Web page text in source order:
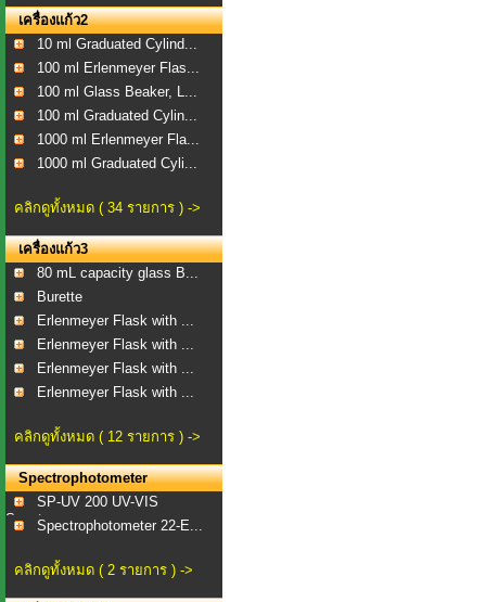
เครื่องแก้ว2
10 ml Graduated Cylind...
100 ml Erlenmeyer Flas...
100 ml Glass Beaker, L...
100 ml Graduated Cylin...
1000 ml Erlenmeyer Fla...
1000 ml Graduated Cyli...
คลิกดูทั้งหมด ( 34 รายการ ) ->
เครื่องแก้ว3
80 mL capacity glass B...
Burette
Erlenmeyer Flask with ...
Erlenmeyer Flask with ...
Erlenmeyer Flask with ...
Erlenmeyer Flask with ...
คลิกดูทั้งหมด ( 12 รายการ ) ->
Spectrophotometer
SP-UV 200 UV-VIS
Spect...Spectrophotometer 22-E...
คลิกดูทั้งหมด ( 2 รายการ ) ->